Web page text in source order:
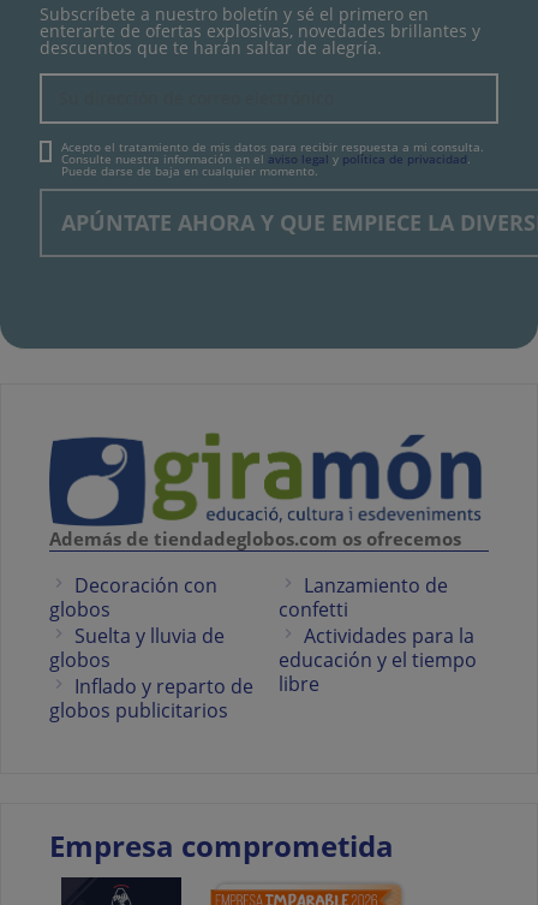
Subscríbete a nuestro boletín y sé el primero en
enterarte de ofertas explosivas, novedades brillantes y
descuentos que te harán saltar de alegría.
Acepto el tratamiento de mis datos para recibir respuesta a mi consulta.
Consulte nuestra información en el aviso legal y política de privacidad
Puede darse de baja en cualquier momento.
Además de tiendadeglobos.com os ofrecemos
Decoración con
globos
Suelta y lluvia de
globos
Inflado y reparto de
globos publicitarios
Lanzamiento de
confetti
Actividades para la
educación y el tiempo
libre
Empresa comprometida